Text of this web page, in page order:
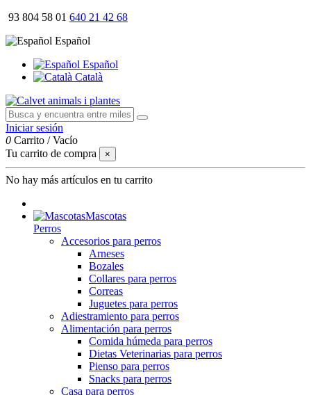
93 804 58 01 640 21 42 68
Español
Español
Català
Iniciar sesión
0 Carrito /Vacío
Tu carrito de compra
×
No hay más artículos en tu carrito
Mascotas
Perros
Accesorios para perros
Arneses
Bozales
Collares para perros
Correas
Juguetes para perros
Adiestramiento para perros
Alimentación para perros
Comida húmeda para perros
Dietas Veterinarias para perros
Pienso para perros
Snacks para perros
Casa para perros